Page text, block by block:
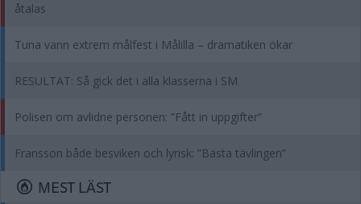
åtalas
Tuna vann extrem målfest i Målilla – dramatiken ökar
RESULTAT: Så gick det i alla klasserna i SM
Polisen om avlidne personen: ”Fått in uppgifter”
Fransson både besviken och lyrisk: ”Bästa tävlingen”
MEST LÄST